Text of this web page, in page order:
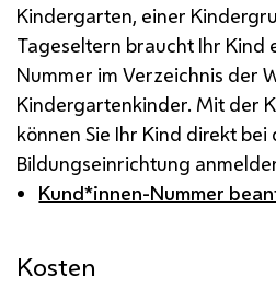
Kindergarten, einer
Tageseltern braucht Ihr Kind
Nummer im Verzeichnis der
Kindergartenkinder. Mit der
können Sie Ihr Kind direkt
Bildungseinrichtung
Kund*innen-Nummer
Kosten